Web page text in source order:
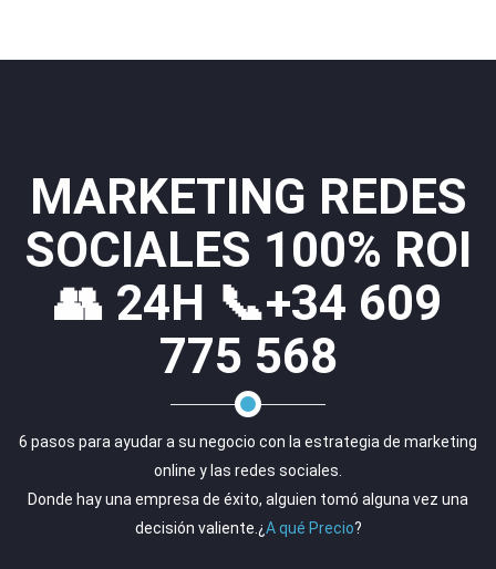
MARKETING REDES
SOCIALES 100% ROI
👥 24H 📞+34 609
775 568
6 pasos para ayudar a su negocio con la estrategia de marketing
online y las redes sociales.
Donde hay una empresa de éxito, alguien tomó alguna vez una
decisión valiente.¿A qué Precio?